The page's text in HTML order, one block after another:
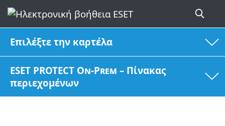
Επιλέξτε την καρτέλα
ESET PROTECT On-Prem – Πίνακας
περιεχομένων